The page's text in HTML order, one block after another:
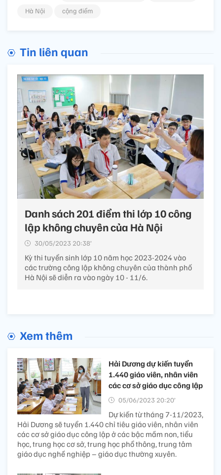
Hà Nội
cộng điểm
Tin liên quan
Danh sách 201 điểm thi lớp 10 công
lập không chuyên của Hà Nội
30/05/2023 20:38’
Kỳ thi tuyển sinh lớp 10 năm học 2023-2024 vào
các trường công lập không chuyên của thành phố
Hà Nội sẽ diễn ra vào ngày 10 - 11/6.
Xem thêm
Hải Dương dự kiến tuyển
1.440 giáo viên, nhân viên
các cơ sở giáo dục công lập
05/06/2023 20:20’
Dự kiến từ tháng 7-11/2023,
Hải Dương sẽ tuyển 1.440 chỉ tiêu giáo viên, nhân viên
các cơ sở giáo dục công lập ở các bậc mầm non, tiểu
học, trung học cơ sở, trung học phổ thông, trung tâm
giáo dục nghề nghiệp – giáo dục thường xuyên.